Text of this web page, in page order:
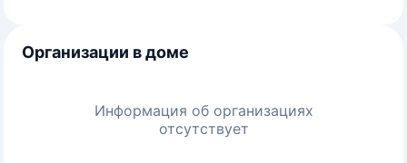
Организации в доме
Информация об организациях
отсутствует